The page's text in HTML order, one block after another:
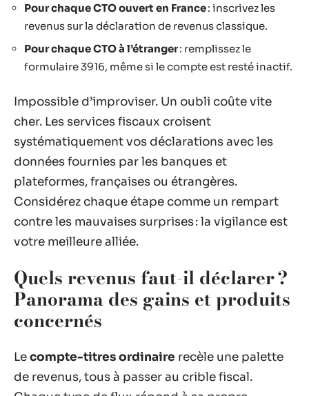
Pour chaque CTO ouvert en France: inscrivez les
revenus sur la déclaration de revenus classique.
Pour chaque CTO à l’étranger: remplissez le
formulaire 3916, même si le compte est resté inactif.
Impossible d’improviser. Un oubli coûte vite
cher. Les services fiscaux croisent
systématiquement vos déclarations avec les
données fournies par les banques et
plateformes, françaises ou étrangères.
Considérez chaque étape comme un rempart
contre les mauvaises surprises : la vigilance est
votre meilleure alliée.
Quels revenus faut-il déclarer ?
Panorama des gains et produits
concernés
Lecompte-titres ordinaire recèle une palette
de revenus, tous à passer au crible fiscal.